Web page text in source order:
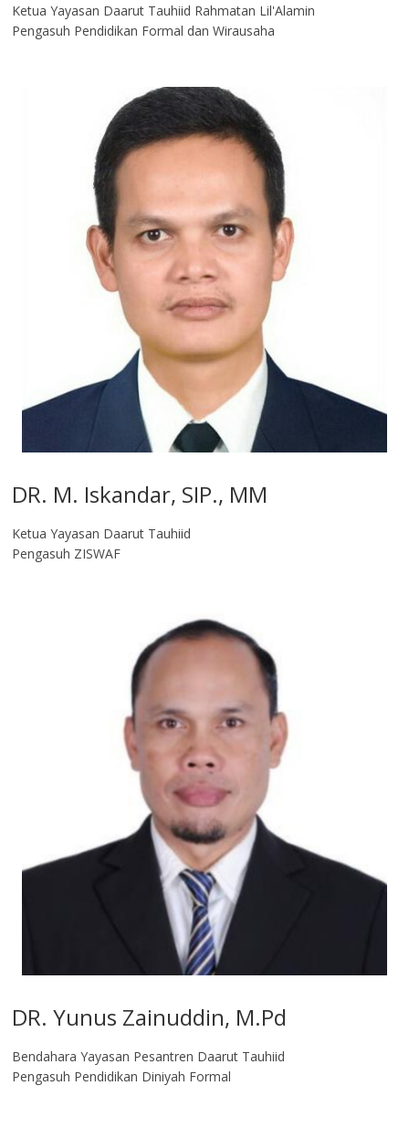
Ketua Yayasan Daarut Tauhiid Rahmatan Lil'Alamin
Pengasuh Pendidikan Formal dan Wirausaha
DR. M. Iskandar, SIP., MM
Ketua Yayasan Daarut Tauhiid
Pengasuh ZISWAF
DR. Yunus Zainuddin, M.Pd
Bendahara Yayasan Pesantren Daarut Tauhiid
Pengasuh Pendidikan Diniyah Formal